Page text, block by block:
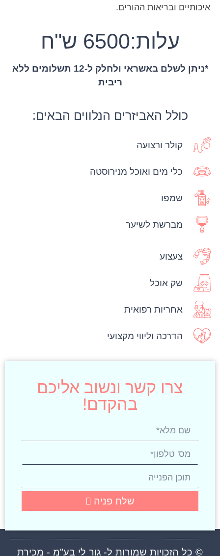
איכותיים ובריאות ההורים.
עלות:6500 ש"ח
*ניתן לשלם באשראי ולחלק ל-12 תשלומים ללא
ריבית
כולל האביזרים הנלווים הבאים:
קולר ורצועה
כלי מים ואוכל מנירוסטה
שמפו
מברשת לשיער
צעצוע
שק אוכל
אחריות רפואית
הדרכה וליווי מקצועי
צרו קשר ונשוב אליכם
בהקדם!
שלח פניה
© כל הזכויות שמורות ל- גור לי בע"מ - מכירת